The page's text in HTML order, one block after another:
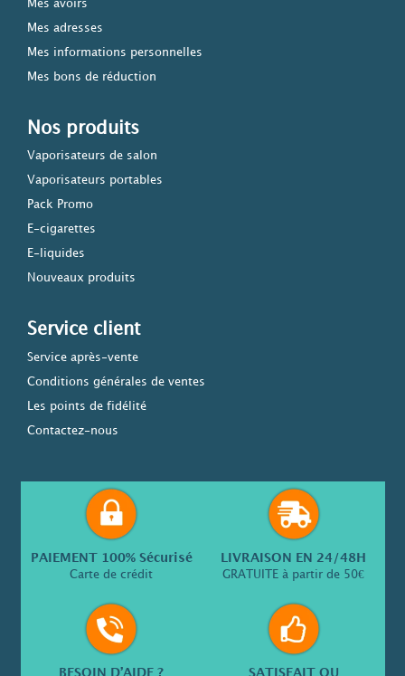
Mes avoirs
Mes adresses
Mes informations personnelles
Mes bons de réduction
Nos produits
Vaporisateurs de salon
Vaporisateurs portables
Pack Promo
E-cigarettes
E-liquides
Nouveaux produits
Service client
Service après-vente
Conditions générales de ventes
Les points de fidélité
Contactez-nous
PAIEMENT 100% Sécurisé
Carte de crédit
LIVRAISON EN 24/48H
GRATUITE à partir de 50€
BESOIN D’AIDE ? SATISFAIT OU